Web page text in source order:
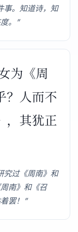
事。知道诗，知
。”
为《周
？人而不
，其犹正
究过《周南》和
南》和《召
罢！”